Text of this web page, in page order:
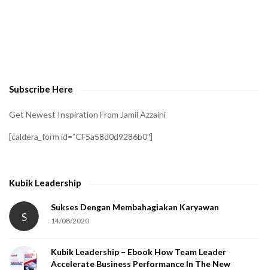
Subscribe Here
Get Newest Inspiration From Jamil Azzaini
[caldera_form id=”CF5a58d0d9286b0″]
Kubik Leadership
S
Sukses Dengan Membahagiakan Karyawan
14/08/2020
Kubik Leadership – Ebook How Team Leader
Accelerate Business Performance In The New